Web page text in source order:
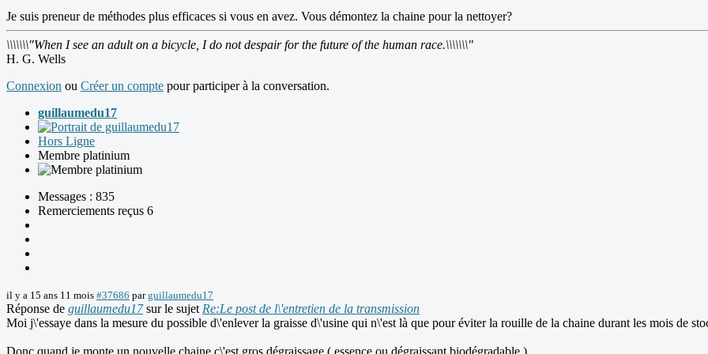
Je suis preneur de méthodes plus efficaces si vous en avez. Vous démontez la chaine pour la nettoyer?
\\\\\\\"When I see an adult on a bicycle, I do not despair for the future of the human race.\\\\\\\"
H. G. Wells
Connexion ou Créer un compte pour participer à la conversation.
guillaumedu17
Hors Ligne
Membre platinium
Messages : 835
Remerciements reçus 6
il y a 15 ans 11 mois #37686 parguillaumedu17
Réponse de guillaumedu17sur le sujet Re:Le post de l\'entretien de la transmission
Moi j\'essaye dans la mesure du possible d\'enlever la graisse d\'usine qui n\'est là que pour éviter la rouille de la chaine durant les mois de
Donc quand je monte un nouvelle chaine c\'est gros dégraissage ( essence ou dégraissant biodégradable )